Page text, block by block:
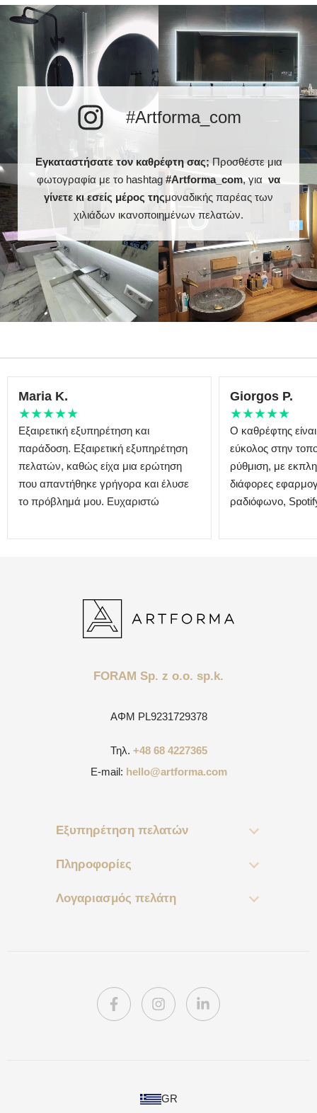
Τρέχουσα κατανάλωση 9,6 W / m
2 χρόνια
Βαθμός προστασίας IP20
#Artforma_com
Εγκαταστήσατε τον καθρέφτη σας;Προσθέστε μια
φωτογραφία με το hashtag #Artforma_com, για να
γίνετε κι εσείς μέρος τηςμοναδικής παρέας των
χιλιάδων ικανοποιημένων πελατών.
Maria K.
★★★★★
Εξαιρετική εξυπηρέτηση και
παράδοση. Εξαιρετική εξυπηρέτηση
πελατών, καθώς είχα μια ερώτηση
που απαντήθηκε γρήγορα και έλυσε
το πρόβλημά μου. Ευχαριστώ
Giorgos P.
★★★★★
Ο καθρέφτης
εύκολος στην
ρύθμιση, με
διάφορες
ραδιόφωνο,
FORAM Sp. z o.o. sp.k.
ΑΦΜ PL9231729378
Τηλ. +48 68 4227365
E-mail: hello@artforma.com
Εξυπηρέτηση πελατών
Πληροφορίες
Λογαριασμός πελάτη
GR